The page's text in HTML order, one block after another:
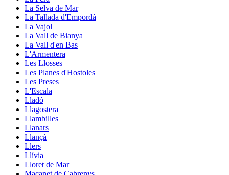
La Selva de Mar
La Tallada d'Empordà
La Vajol
La Vall de Bianya
La Vall d'en Bas
L'Armentera
Les Llosses
Les Planes d'Hostoles
Les Preses
L'Escala
Lladó
Llagostera
Llambilles
Llanars
Llançà
Llers
Llívia
Lloret de Mar